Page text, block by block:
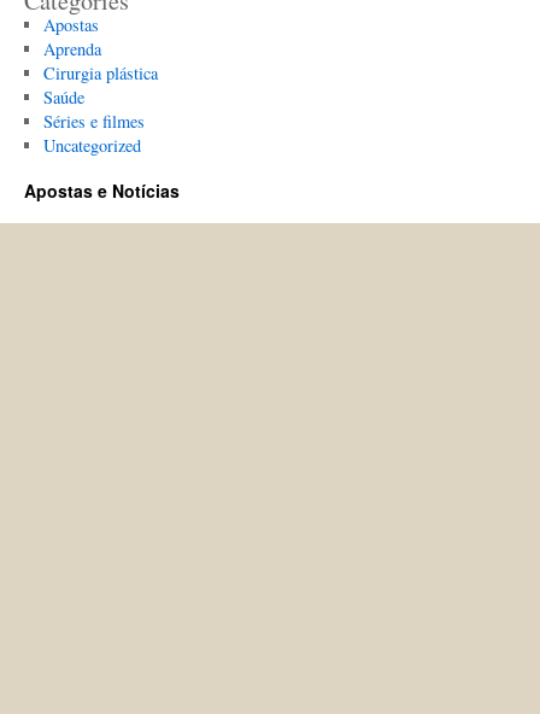
Apostas
Aprenda
Cirurgia plástica
Saúde
Séries e filmes
Uncategorized
Apostas e Notícias